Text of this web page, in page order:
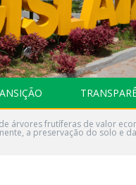
de árvores frutíferas de valor
a preservação do solo e